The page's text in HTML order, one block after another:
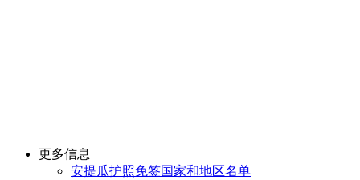
更多信息
安提瓜护照免签国家和地区名单